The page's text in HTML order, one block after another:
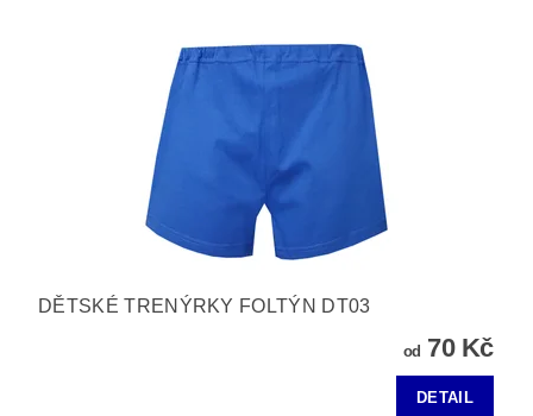
DĚTSKÉ TRENÝRKY FOLTÝN DT03
od 70 Kč
DETAIL